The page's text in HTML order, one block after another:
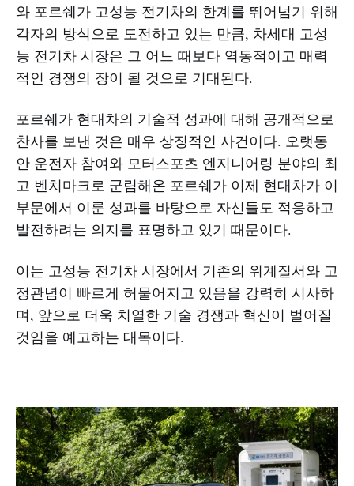
와 포르쉐가 고성능 전기차의 한계를 뛰어넘기 위해
각자의 방식으로 도전하고 있는 만큼, 차세대 고성
능 전기차 시장은 그 어느 때보다 역동적이고 매력
적인 경쟁의 장이 될 것으로 기대된다.
포르쉐가 현대차의 기술적 성과에 대해 공개적으로
찬사를 보낸 것은 매우 상징적인 사건이다. 오랫동
안 운전자 참여와 모터스포츠 엔지니어링 분야의 최
고 벤치마크로 군림해온 포르쉐가 이제 현대차가 이
부문에서 이룬 성과를 바탕으로 자신들도 적응하고
발전하려는 의지를 표명하고 있기 때문이다.
이는 고성능 전기차 시장에서 기존의 위계질서와 고
정관념이 빠르게 허물어지고 있음을 강력히 시사하
며, 앞으로 더욱 치열한 기술 경쟁과 혁신이 벌어질
것임을 예고하는 대목이다.